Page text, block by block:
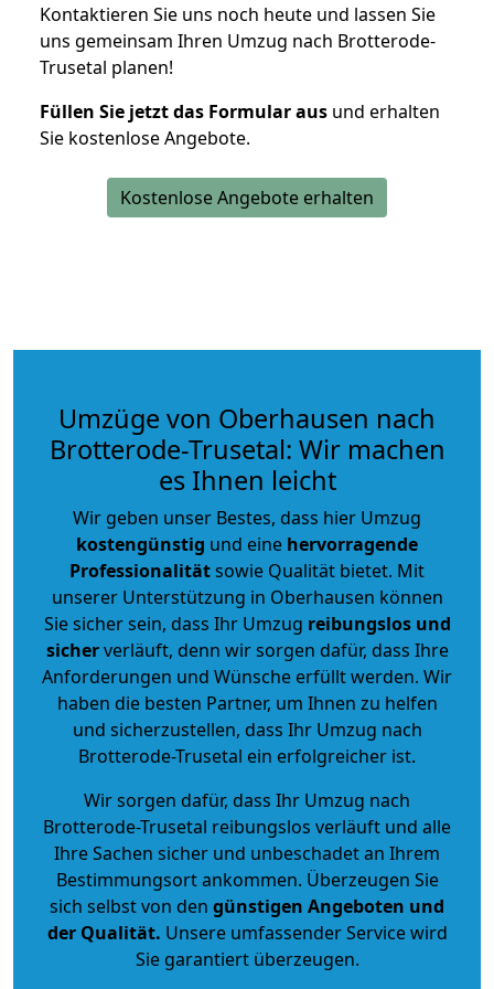
Kontaktieren Sie uns noch heute und lassen Sie
uns gemeinsam Ihren Umzug nach Brotterode-
Trusetal planen!
Füllen Sie jetzt das Formular aus und erhalten
Sie kostenlose Angebote.
Kostenlose Angebote erhalten
Umzüge von Oberhausen nach
Brotterode-Trusetal: Wir machen
es Ihnen leicht
Wir geben unser Bestes, dass hier Umzug
kostengünstig und eine hervorragende
Professionalitätsowie Qualität bietet. Mit
unserer Unterstützung in Oberhausen können
Sie sicher sein, dass Ihr Umzug reibungslos und
sicherverläuft, denn wir sorgen dafür, dass Ihre
Anforderungen und Wünsche erfüllt werden. Wir
haben die besten Partner, um Ihnen zu helfen
und sicherzustellen, dass Ihr Umzug nach
Brotterode-Trusetal ein erfolgreicher ist.
Wir sorgen dafür, dass Ihr Umzug nach
Brotterode-Trusetal reibungslos verläuft und alle
Ihre Sachen sicher und unbeschadet an Ihrem
Bestimmungsort ankommen. Überzeugen Sie
sich selbst von den günstigen Angeboten und
der Qualität. Unsere umfassender Service wird
Sie garantiert überzeugen.